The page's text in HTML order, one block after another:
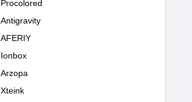
Procolored
Antigravity
AFERIY
Ionbox
Arzopa
Xteink